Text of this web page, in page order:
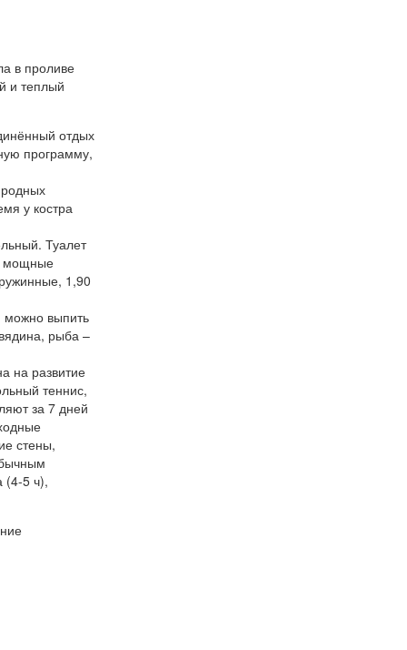
в проливе
и теплый
отдых
программу,
у костра
Туалет
мощные
1,90
можно выпить
рыба –
на развитие
теннис,
за 7 дней
стены,
(4-5 ч),